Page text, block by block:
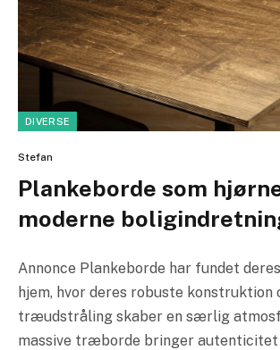
DIVERSE
Stefan
Plankeborde som
moderne
Annonce Plankeborde har fundet
hjem, hvor deres robuste konstruktion
træudstråling skaber en særlig
massive træborde bringer autenticitet